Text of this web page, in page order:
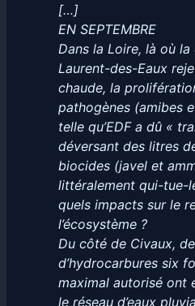
[…]
EN SEPTEMBRE
Dans la Loire, là où
Laurent-des-Eaux
chaude, la
pathogènes (amibes
telle qu’EDF a dû «
déversant des litres
biocides (javel et
littéralement qui-tue-
quels impacts sur le
l’écosystème ?
Du côté de Civaux,
d’hydrocarbures six
maximal autorisé ont
le réseau d’eaux